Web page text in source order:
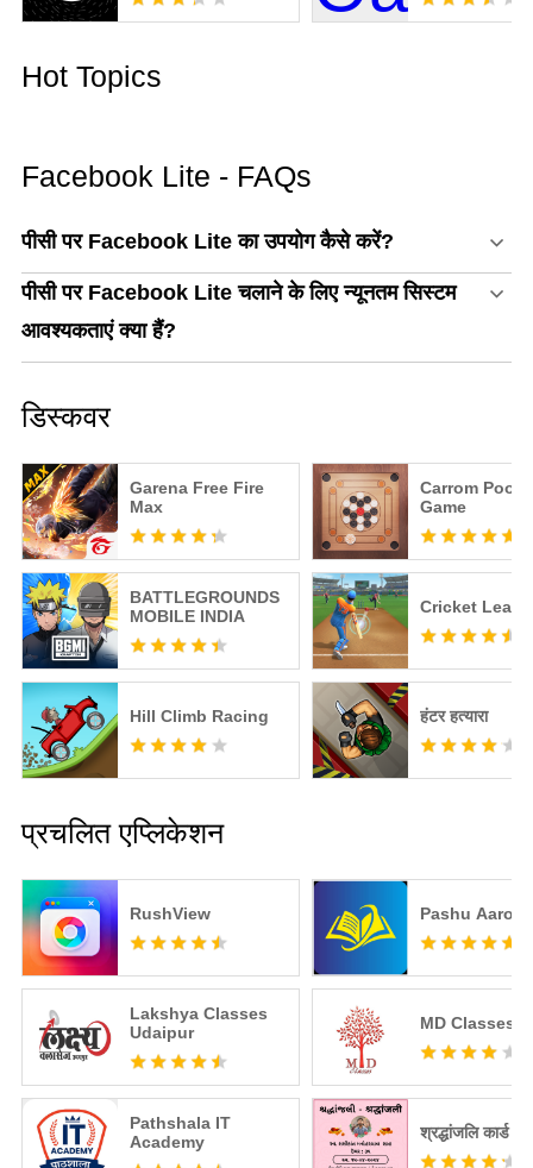
Hot Topics
Facebook Lite - FAQs
पीसी पर Facebook Lite का उपयोग कैसे करें?
पीसी पर Facebook Lite चलाने के लिए न्यूनतम सिस्टम
आवश्यकताएं क्या हैं?
डिस्कवर
Garena Free Fire
Max
Carrom Pool:
Game
BATTLEGROUNDS
MOBILE INDIA
Cricket
Hill Climb Racing हंटर हत्यारा
प्रचलित एप्लिकेशन
RushView
Lakshya Classes
Udaipur
Pathshala IT
Academy
Pashu
MD Classes
श्रद्धांजलि कार्ड